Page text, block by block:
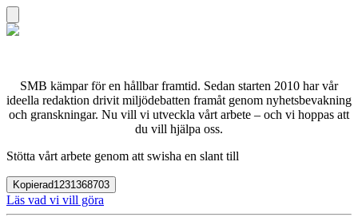
SMB kämpar för en hållbar framtid. Sedan starten 2010 har vår
ideella redaktion drivit miljödebatten framåt genom nyhetsbevakning
och granskningar. Nu vill vi utveckla vårt arbete – och vi hoppas att
du vill hjälpa oss.
Stötta vårt arbete genom att swisha en slant till
Kopierad1231368703
Läs vad vi vill göra